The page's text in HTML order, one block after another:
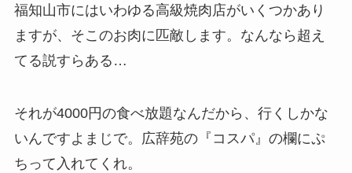
福知山市にはいわゆる高級焼肉店がいくつかあり
ますが、そこのお肉に匹敵します。なんなら超え
てる説すらある…
それが4000円の食べ放題なんだから、行くしかな
いんですよまじで。広辞苑の『コスパ』の欄にぷ
ちって入れてくれ。